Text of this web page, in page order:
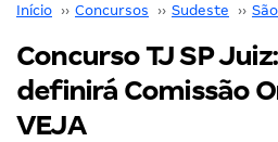
Início ›› Concursos ›› Sudeste ››
Concurso TJ SP
definirá Comissão
VEJA